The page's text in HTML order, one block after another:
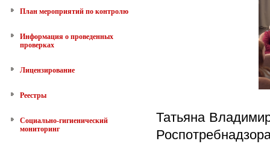
План мероприятий по контролю
Информация о проведенных
проверках
Лицензирование
Реестры
Социально-гигиенический
мониторинг
Татьяна